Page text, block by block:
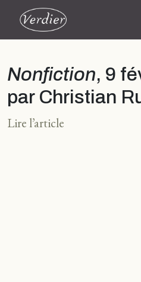
Nonfiction, 9
par Christian
Lire l’article